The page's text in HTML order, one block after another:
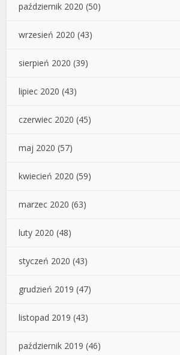
październik 2020 (50)
wrzesień 2020 (43)
sierpień 2020 (39)
lipiec 2020 (43)
czerwiec 2020 (45)
maj 2020 (57)
kwiecień 2020 (59)
marzec 2020 (63)
luty 2020 (48)
styczeń 2020 (43)
grudzień 2019 (47)
listopad 2019 (43)
październik 2019 (46)